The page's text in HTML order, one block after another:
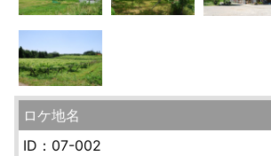
ロケ地名
ID：07-002